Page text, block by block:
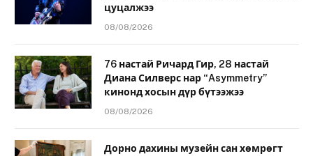
цуцалжээ
08/08/2026
76 настай Ричард Гир, 28 настай
Диана Силверс нар “Asymmetry”
кинонд хосын дүр бүтээжээ
08/08/2026
Дорно дахины музейн сан хөмрөгт